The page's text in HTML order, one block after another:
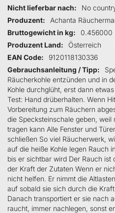
Nicht lieferbar nach
No
Produzent
Achanta
Bruttogewicht in kg
0.456000
Produzent Land
Österreich
EAN Code
9120118130336
Gebrauchsanleitung / Tipp
Räucherkohle entzünden und in
Kohle durchglüht, erst dann
Test: Hand drüberhalten. Wenn
Vorbereitung zum Räuchern
die Specksteinschale geben, weil
tragen kann Alle Fenster und
schließen So viel Räucherwerk,
auf die heiße Kohle legen Rauch
bis er sichtbar wird Der Rauch ist
der Kraft der Zutaten Wenn er
nicht helfen. Er nimmt die
auf sobald sie sich durch die
Danach transportiert er sie nach
raucht, immer nachlegen, sonst